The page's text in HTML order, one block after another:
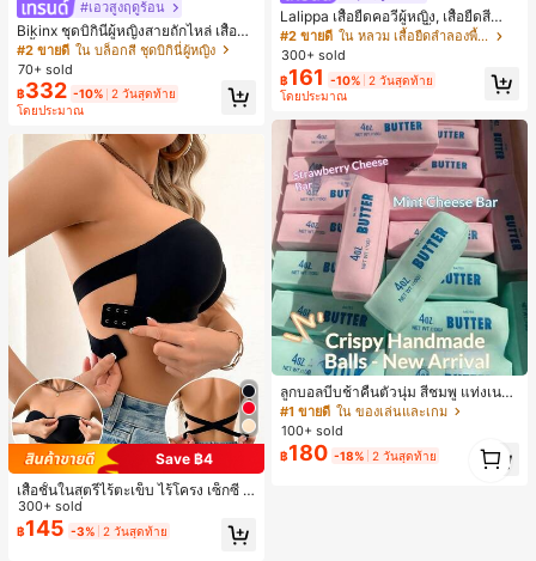
#เอวสูงฤดูร้อน
Bikinx ชุดบิกินี่ผู้หญิงสายถักไหล่ เสื้อว่า
ยน้ำวันพีซมีโครงพร้อมสายผูกหลังสีตัด
กัน สำหรับเที่ยวพักผ่อน ชายหาด ฤดูร้อ
น
#2 ขายดี ใน บล็อกสี ชุดบิกินี่ผู้หญิง
70+ sold
฿332 -10% 2 วันสุดท้าย
โดยประมาณ
Save ฿4
เสื้อชั้นในสตรีไร้ตะเข็บ ไร้โครง เซ็กซี่ ด้
านข้างไม่ลื่น แผ่นรองถอดได้ ลายไขว้ห
ลัง ไร้สาย สบายตลอดวัน
300+ sold
฿145 -3% 2 วันสุดท้าย
Lalippa เสื้อยืดคอวีผู้หญิง, เสื้อยืดสีน้ำเ
งินสไตล์มินิมอลเรโทร, เสื้อยืดผู้หญิงทร
งหลวมสบาย, พิมพ์ตัวอักษรและตัวเลข
ภาษาอังกฤษ, เสื้อสำหรับออกไปเที่ยวฤ
ดูร้อน, ลวดลายดีไซน์, ความรู้สึกพรีเมีย
ม, ลำลองอเนกประสงค์, สวมใส่ประจำวั
น, กลางแจ้ง, ช้อปปิ้ง, การเดินทาง, เสื้อ
ผ้ากลางแจ้ง
#2 ขายดี
ใน หลวม เสื้อยืดลำลองพื้นฐาน
300+ sold
฿161 -10% 2 วันสุดท้าย
โดยประมาณ
ลูกบอลบีบช้าคืนตัวนุ่ม สีชมพู แท่งเนย
บีบคลายเครียด นุ่มยืดหยุ่น ของเล่นบีบ
4 ออนซ์ ของเล่นเกลือ เหมาะสำหรับขอ
งขวัญวันหยุด ของขวัญสนุกและน่ารัก
ของขวัญวันเกิด ของขวัญอีสเตอร์ ของ
ขวัญฮาโลวีน ของขวัญคริสต์มาส ของข
#1 ขายดี ใน ของเล่นและเกม
100+ sold
฿180 -18% 2 วันสุดท้าย
1